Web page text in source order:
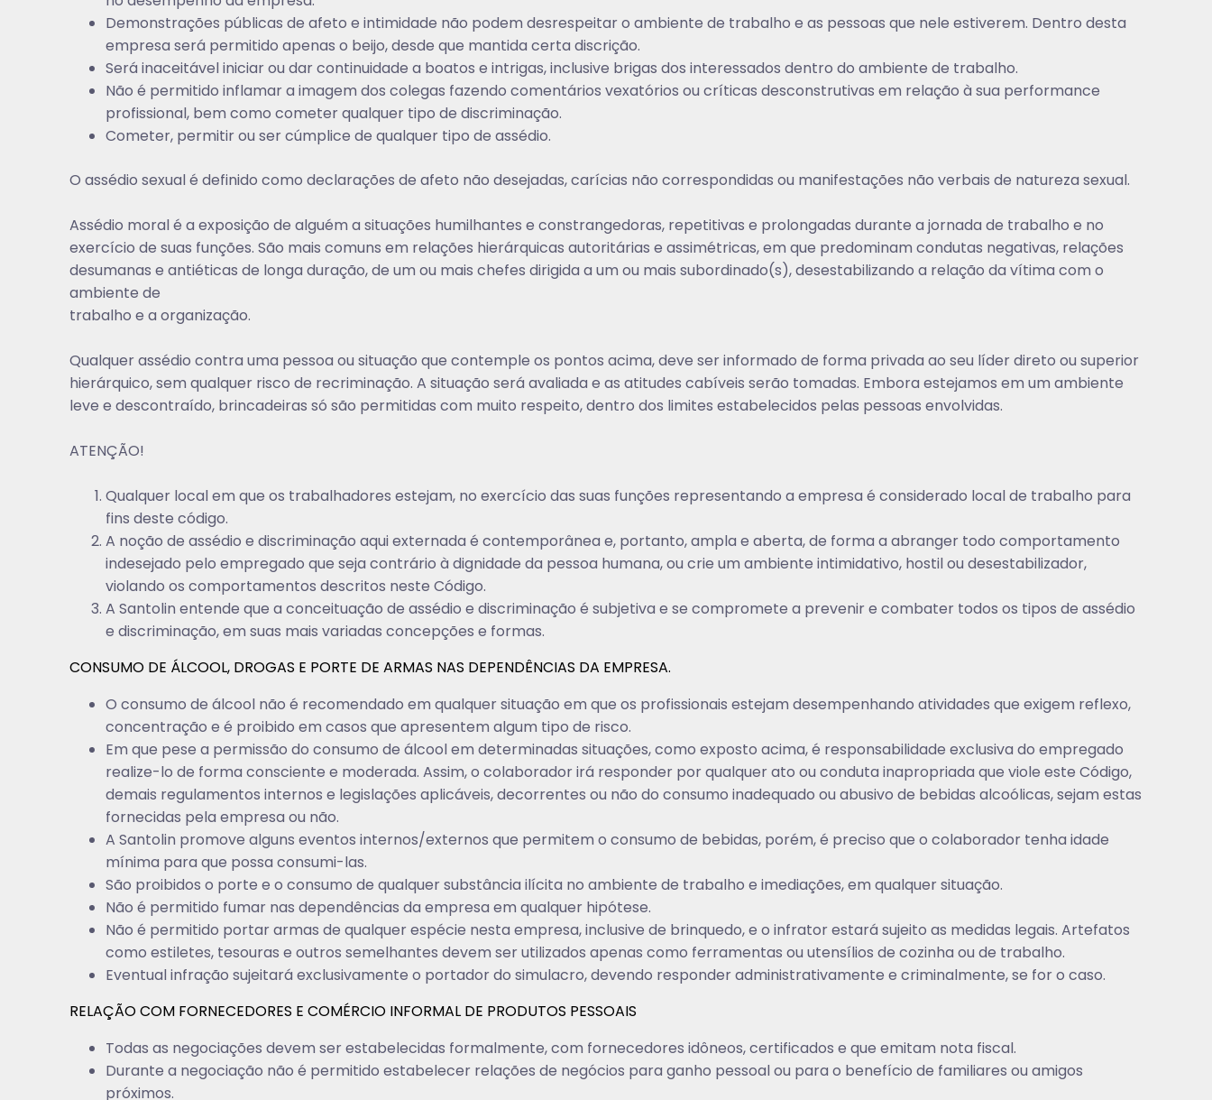
Demonstrações públicas de afeto e intimidade não podem desrespeitar o ambiente de trabalho e as pessoas que nele estiverem. Dentro desta
empresa será permitido apenas o beijo, desde que mantida certa discrição.
Será inaceitável iniciar ou dar continuidade a boatos e intrigas, inclusive brigas dos interessados dentro do ambiente de trabalho.
Não é permitido inflamar a imagem dos colegas fazendo comentários vexatórios ou críticas desconstrutivas em relação à sua performance
profissional, bem como cometer qualquer tipo de discriminação.
Cometer, permitir ou ser cúmplice de qualquer tipo de assédio.
O assédio sexual é definido como declarações de afeto não desejadas, carícias não correspondidas ou manifestações não verbais de natureza sexual.
Assédio moral é a exposição de alguém a situações humilhantes e constrangedoras, repetitivas e prolongadas durante a jornada de trabalho e no
exercício de suas funções. São mais comuns em relações hierárquicas autoritárias e assimétricas, em que predominam condutas negativas, relações
desumanas e antiéticas de longa duração, de um ou mais chefes dirigida a um ou mais subordinado(s), desestabilizando a relação da vítima com o
ambiente de
trabalho e a organização.
Qualquer assédio contra uma pessoa ou situação que contemple os pontos acima, deve ser informado de forma privada ao seu líder direto ou superior
hierárquico, sem qualquer risco de recriminação. A situação será avaliada e as atitudes cabíveis serão tomadas. Embora estejamos em um ambiente
leve e descontraído, brincadeiras só são permitidas com muito respeito, dentro dos limites estabelecidos pelas pessoas envolvidas.
ATENÇÃO!
Qualquer local em que os trabalhadores estejam, no exercício das suas funções representando a empresa é considerado local de trabalho para
fins deste código.
A noção de assédio e discriminação aqui externada é contemporânea e, portanto, ampla e aberta, de forma a abranger todo comportamento
indesejado pelo empregado que seja contrário à dignidade da pessoa humana, ou crie um ambiente intimidativo, hostil ou desestabilizador,
violando os comportamentos descritos neste Código.
A Santolin entende que a conceituação de assédio e discriminação é subjetiva e se compromete a prevenir e combater todos os tipos de assédio
e discriminação, em suas mais variadas concepções e formas.
CONSUMO DE ÁLCOOL, DROGAS E PORTE DE ARMAS NAS DEPENDÊNCIAS DA EMPRESA.
O consumo de álcool não é recomendado em qualquer situação em que os profissionais estejam desempenhando atividades que exigem reflexo,
concentração e é proibido em casos que apresentem algum tipo de risco.
Em que pese a permissão do consumo de álcool em determinadas situações, como exposto acima, é responsabilidade exclusiva do empregado
realize-lo de forma consciente e moderada. Assim, o colaborador irá responder por qualquer ato ou conduta inapropriada que viole este Código,
demais regulamentos internos e legislações aplicáveis, decorrentes ou não do consumo inadequado ou abusivo de bebidas alcoólicas, sejam estas
fornecidas pela empresa ou não.
A Santolin promove alguns eventos internos/externos que permitem o consumo de bebidas, porém, é preciso que o colaborador tenha idade
mínima para que possa consumi-las.
São proibidos o porte e o consumo de qualquer substância ilícita no ambiente de trabalho e imediações, em qualquer situação.
Não é permitido fumar nas dependências da empresa em qualquer hipótese.
Não é permitido portar armas de qualquer espécie nesta empresa, inclusive de brinquedo, e o infrator estará sujeito as medidas legais. Artefatos
como estiletes, tesouras e outros semelhantes devem ser utilizados apenas como ferramentas ou utensílios de cozinha ou de trabalho.
Eventual infração sujeitará exclusivamente o portador do simulacro, devendo responder administrativamente e criminalmente, se for o caso.
RELAÇÃO COM FORNECEDORES E COMÉRCIO INFORMAL DE PRODUTOS PESSOAIS
Todas as negociações devem ser estabelecidas formalmente, com fornecedores idôneos, certificados e que emitam nota fiscal.
Durante a negociação não é permitido estabelecer relações de negócios para ganho pessoal ou para o benefício de familiares ou amigos
próximos.